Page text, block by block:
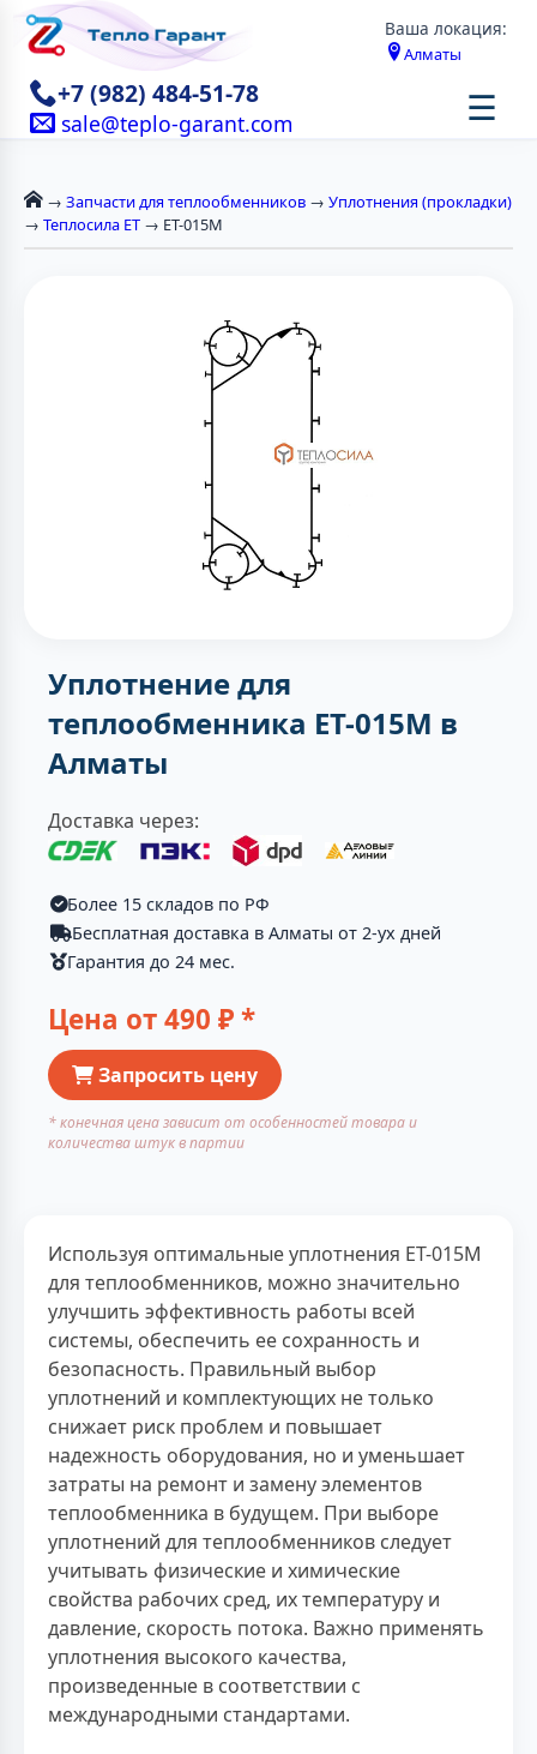
Ваша локация:
Алматы
+7 (982) 484-51-78
sale@teplo-garant.com ☰
→ Запчасти для теплообменников → Уплотнения (прокладки)
→ Теплосила ЕТ → ЕТ-015M
Уплотнение для
теплообменника ЕТ-015M в
Алматы
Доставка через:
Более 15 складов по РФ
Бесплатная доставка в Алматы от 2-ух дней
Гарантия до 24 мес.
Цена от490 ₽ *
Запросить цену
* конечная цена зависит от особенностей товара и
количества штук в партии
Используя оптимальные уплотнения ЕТ-015М
для теплообменников, можно значительно
улучшить эффективность работы всей
системы, обеспечить ее сохранность и
безопасность. Правильный выбор
уплотнений и комплектующих не только
снижает риск проблем и повышает
надежность оборудования, но и уменьшает
затраты на ремонт и замену элементов
теплообменника в будущем. При выборе
уплотнений для теплообменников следует
учитывать физические и химические
свойства рабочих сред, их температуру и
давление, скорость потока. Важно применять
уплотнения высокого качества,
произведенные в соответствии с
международными стандартами.